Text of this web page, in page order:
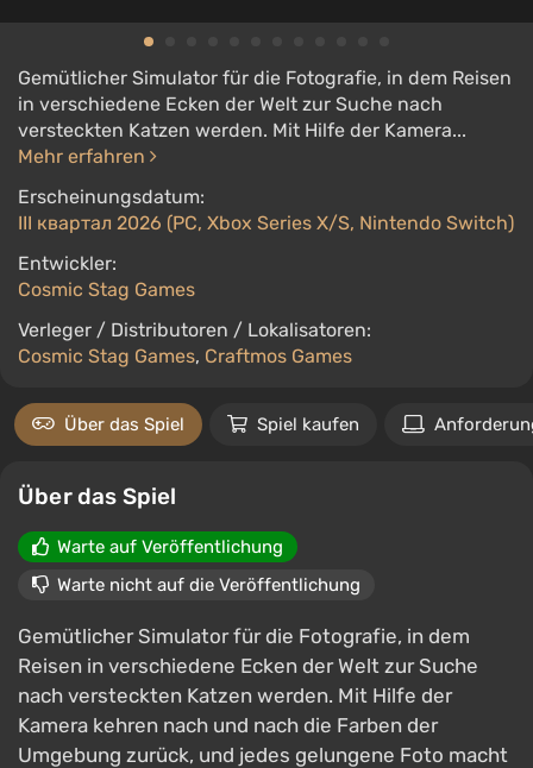
Gemütlicher Simulator für die Fotografie, in dem Reisen
in verschiedene Ecken der Welt zur Suche nach
versteckten Katzen werden. Mit Hilfe der Kamera...
Mehr erfahren
Erscheinungsdatum:
III квартал 2026 (PC, Xbox Series X/S, Nintendo Switch)
Entwickler:
Cosmic Stag Games
Verleger / Distributoren / Lokalisatoren:
Cosmic Stag Games, Craftmos Games
Über das Spiel Spiel kaufen
Über das Spiel
Warte auf Veröffentlichung
Warte nicht auf die Veröffentlichung
Gemütlicher Simulator für die Fotografie, in dem
Reisen in verschiedene Ecken der Welt zur Suche
nach versteckten Katzen werden. Mit Hilfe der
Kamera kehren nach und nach die Farben der
Umgebung zurück, und jedes gelungene Foto macht